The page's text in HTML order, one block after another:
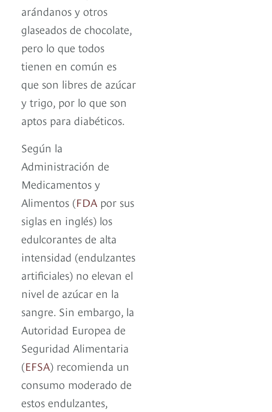
arándanos y otros
glaseados de chocolate,
pero lo que todos
tienen en común es
que son libres de azúcar
y trigo, por lo que son
aptos para diabéticos.
Según la
Administración de
Medicamentos y
Alimentos (FDA por sus
siglas en inglés) los
edulcorantes de alta
intensidad (endulzantes
artificiales) no elevan el
nivel de azúcar en la
sangre. Sin embargo, la
Autoridad Europea de
Seguridad Alimentaria
(EFSA) recomienda un
consumo moderado de
estos endulzantes,